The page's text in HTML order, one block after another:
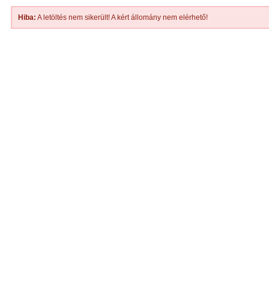
Hiba: A letöltés nem sikerült! A kért állomány nem elérhető!